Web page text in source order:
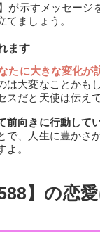
が示すメッセージ
ましょう。
ます
たに大きな変化が
大変なことかも
だと天使は伝え
前向きに行動して
で、人生に豊かさ
。
】の恋